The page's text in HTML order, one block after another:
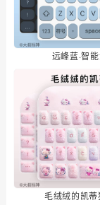
远峰蓝·智
毛绒绒的凯蒂